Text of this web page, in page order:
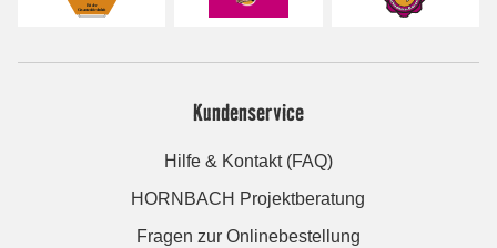
Kundenservice
Hilfe & Kontakt (FAQ)
HORNBACH Projektberatung
Fragen zur Onlinebestellung